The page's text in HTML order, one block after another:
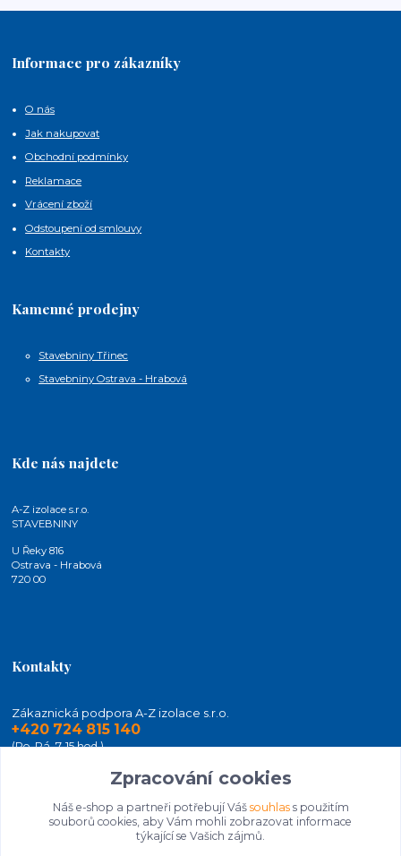
Informace pro zákazníky
O nás
Jak nakupovat
Obchodní podmínky
Reklamace
Vrácení zboží
Odstoupení od smlouvy
Kontakty
Kamenné prodejny
Stavebniny Třinec
Stavebniny Ostrava - Hrabová
Kde nás najdete
A-Z izolace s.r.o.
STAVEBNINY
U Řeky 816
Ostrava - Hrabová
720 00
Kontakty
Zákaznická podpora A-Z izolace s.r.o.
+420 724 815 140
(Po-Pá, 7-15 hod.)
jakubkaleta@azizolace.cz
Zpracování cookies
Náš e-shop a partneři potřebují Váš souhlass použitím
souborů cookies, aby Vám mohli zobrazovat informace
týkající se Vašich zájmů.